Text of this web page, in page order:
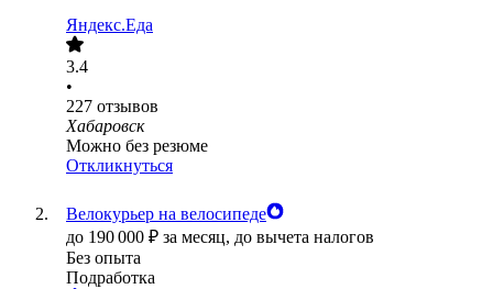
Яндекс.Еда
3.4
•
227 отзывов
Хабаровск
Можно без резюме
Откликнуться
Велокурьер на велосипеде
до 190 000 ₽ за месяц, до вычета налогов
Без опыта
Подработка